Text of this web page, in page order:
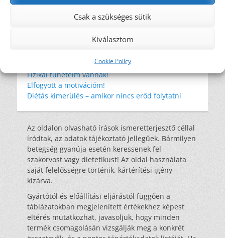
Csak a szükséges sütik
Kiválasztom
Cookie Policy
élelmi rost étkezési kultúra újrahasznosítás
Legutóbbi bejegyzések
Túl maximalista vagyok?!
Fizikai tüneteim vannak!
Elfogyott a motivációm!
Diétás kimerülés – amikor nincs erőd folytatni
Az oldalon olvasható írások ismeretterjesztő céllal
íródtak, az adatok tájékoztató jellegűek. Bármilyen
betegség gyanúja esetén keressenek fel
szakorvost vagy dietetikust! Az oldal használata
saját felelősségre történik, kártérítési igény
kizárva.
Gyártótól és előállítási eljárástól függően a
táblázatokban megjelenített értékekhez képest
eltérés mutatkozhat, javasoljuk, hogy minden
termék csomagolásán vizsgálják meg a konkrét